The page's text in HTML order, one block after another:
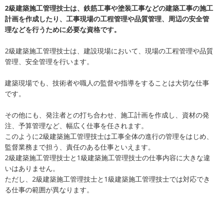
2級建築施工管理技士は、鉄筋工事や塗装工事などの建築工事の施工
計画を作成したり、工事現場の工程管理や品質管理、周辺の安全管
理などを行うために必要な資格です。
2級建築施工管理技士は、建設現場において、現場の工程管理や品質
管理、安全管理を行います。
建築現場でも、技術者や職人の監督や指導をすることは大切な仕事
です。
その他にも、発注者との打ち合わせ、施工計画を作成し、資材の発
注、予算管理など、幅広く仕事を任されます。
このように2級建築施工管理技士は工事全体の進行の管理をはじめ、
監督業務まで担う、責任のある仕事といえます。
2級建築施工管理技士と1級建築施工管理技士の仕事内容に大きな違
いはありません。
ただし、2級建築施工管理技士と1級建築施工管理技士では対応でき
る仕事の範囲が異なります。